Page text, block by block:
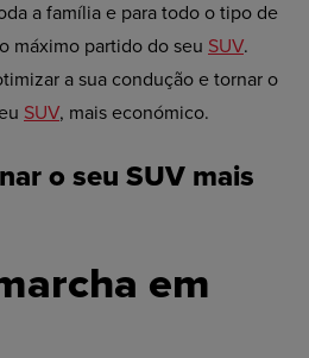
a família e para todo o tipo de
máximo partido do seu SUV.
a sua condução e tornar o
SUV, mais económico.
o seu SUV mais
em